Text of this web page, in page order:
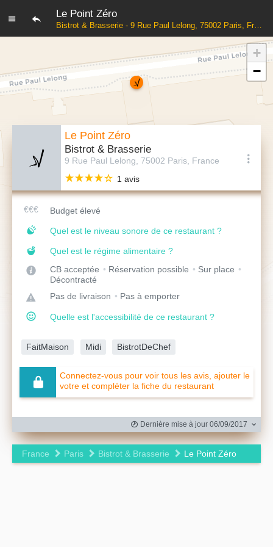
Le Point Zéro
Bistrot & Brasserie - 9 Rue Paul Lelong, 75002 Paris, France
Le Point Zéro
Bistrot & Brasserie
9 Rue Paul Lelong, 75002 Paris, France
1 avis
Budget élevé
Quel est le niveau sonore de ce restaurant ?
Quel est le régime alimentaire ?
CB acceptée
Réservation possible
Sur place
Décontracté
Pas de livraison
Pas à emporter
Quelle est l'accessibilité de ce restaurant ?
FaitMaison Midi BistrotDeChef
Connectez-vous pour voir tous les avis, ajouter le
votre et compléter la fiche du restaurant
Dernière mise à jour 06/09/2017
France Paris Bistrot & Brasserie Le Point Zéro
+
−